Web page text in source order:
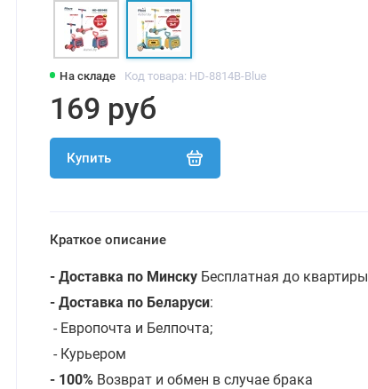
На складе Код товара: HD-8814B-Blue
169 руб
Купить
Краткое описание
- Доставка по МинскуБесплатная до квартиры
- Доставка по Беларуси:
- Европочта и Белпочта;
- Курьером
- 100% Возврат и обмен в случае брака